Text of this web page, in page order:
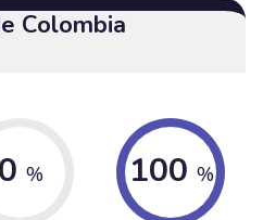
Colombia
0 % 100 %